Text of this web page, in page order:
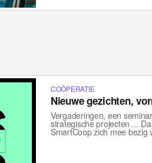
COÖPERATIE
Nieuwe gezichten,
Vergaderingen, een
strategische projecten …
SmartCoop zich mee